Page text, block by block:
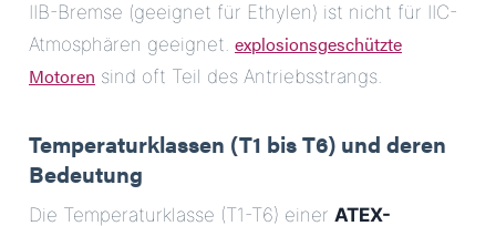
IIB-Bremse (geeignet für Ethylen) ist nicht für IIC-
Atmosphären geeignet. explosionsgeschützte
Motoren sind oft Teil des Antriebsstrangs.
Temperaturklassen (T1 bis T6) und deren
Bedeutung
Die Temperaturklasse (T1-T6) einer ATEX-